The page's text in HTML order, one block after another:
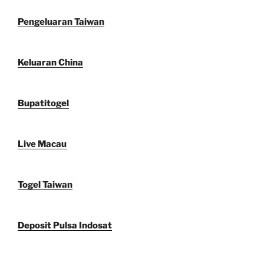
Pengeluaran Taiwan
Keluaran China
Bupatitogel
Live Macau
Togel Taiwan
Deposit Pulsa Indosat